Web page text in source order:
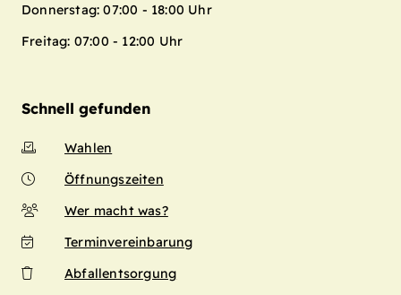
Donnerstag: 07:00 - 18:00 Uhr
Freitag: 07:00 - 12:00 Uhr
Schnell gefunden
Wahlen
Öffnungszeiten
Wer macht was?
Terminvereinbarung
Abfallentsorgung